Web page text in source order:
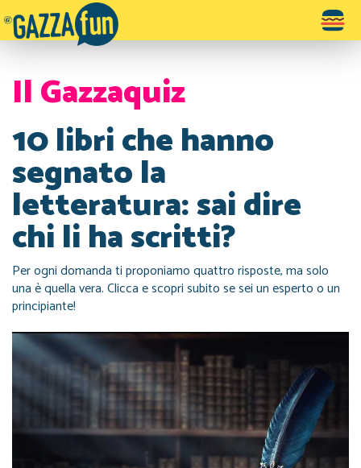
Toggle
Il Gazzaquiz
10 libri che hanno
segnato la
letteratura: sai dire
chi li ha scritti?
Per ogni domanda ti proponiamo quattro risposte, ma solo
una è quella vera. Clicca e scopri subito se sei un esperto o un
principiante!